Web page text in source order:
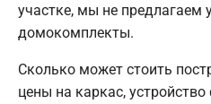
участке, мы не предлагаем
домокомплекты.
Сколько может стоить
цены на каркас,